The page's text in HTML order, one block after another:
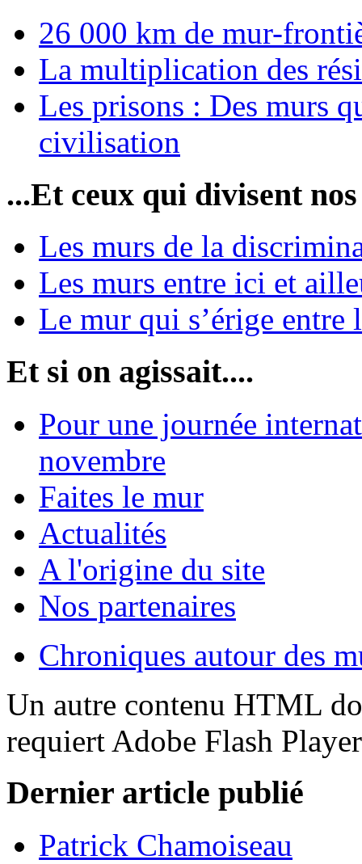
26 000 km de mur-
La multiplication des
Les prisons : Des murs
civilisation
...Et ceux qui divisent nos
Les murs de la
Les murs entre ici et
Le mur qui s’érige entre
Et si on agissait....
Pour une journée
novembre
Faites le mur
Actualités
A l'origine du site
Nos partenaires
Chroniques autour des
Un autre contenu HTML
requiert Adobe Flash
Dernier article publié
Patrick Chamoiseau